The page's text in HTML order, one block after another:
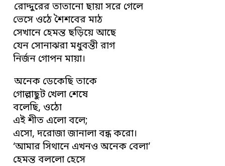
রোদ্দুরের তাতানো ছায়া সরে গেলে
ভেসে ওঠে শৈশবের মাঠ
সেখানে হেমন্ত ছড়িয়ে আছে
যেন সোনাঝরা মধুবন্তী রাগ
নির্জন গোপন মায়া।
অনেক ডেকেছি তাকে
গোল্লাছুট খেলা শেষে
বলেছি, ওঠো
এই শীত এলো বলে;
এসো, দরোজা জানালা বন্ধ করো।
‘আমার সিথানে এখনও অনেক বেলা’
হেমন্ত বললো হেসে